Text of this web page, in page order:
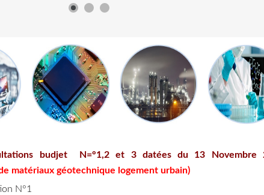
budjet N=°1,2 et 3 datées du 13 Novembre
matériaux géotechnique logement urbain)
N°1